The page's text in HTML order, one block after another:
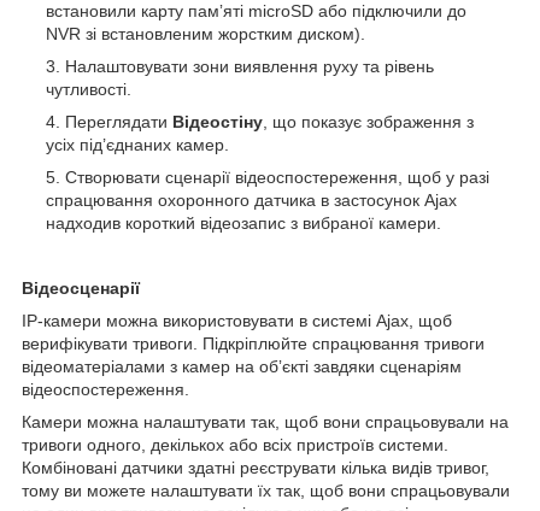
встановили карту памʼяті microSD або підключили до
NVR зі встановленим жорстким диском).
Налаштовувати зони виявлення руху та рівень
чутливості.
Переглядати Відеостіну , що показує зображення з
усіх під’єднаних камер.
Створювати сценарії відеоспостереження, щоб у разі
спрацювання охоронного датчика в застосунок Ajax
надходив короткий відеозапис з вибраної камери.
Відеосценарії
IP-камери можна використовувати в системі Ajax, щоб
верифікувати тривоги. Підкріплюйте спрацювання тривоги
відеоматеріалами з камер на обʼєкті завдяки сценаріям
відеоспостереження.
Камери можна налаштувати так, щоб вони спрацьовували на
тривоги одного, декількох або всіх пристроїв системи.
Комбіновані датчики здатні реєструвати кілька видів тривог,
тому ви можете налаштувати їх так, щоб вони спрацьовували